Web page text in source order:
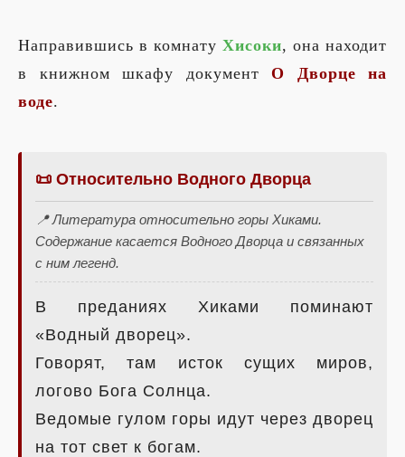
Направившись в комнату Хисоки, она находит
в книжном шкафу документ О Дворце на
воде.
📜 Относительно Водного Дворца
📍 Литература относительно горы Хиками.
Содержание касается Водного Дворца и связанных
с ним легенд.
В преданиях Хиками поминают
«Водный дворец».
Говорят, там исток сущих миров,
логово Бога Солнца.
Ведомые гулом горы идут через дворец
на тот свет к богам.